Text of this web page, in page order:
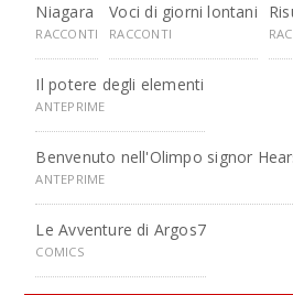
Niagara
RACCONTI
Voci di giorni lontani
RACCONTI
Il potere degli elementi
ANTEPRIME
Benvenuto nell'Olimpo signor
ANTEPRIME
Le Avventure di Argos7
COMICS